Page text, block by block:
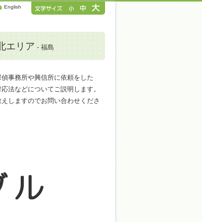
エリア - 福島
事務所や興信所に依頼をした
法などについてご説明します。
しますのでお問い合わせくださ
English